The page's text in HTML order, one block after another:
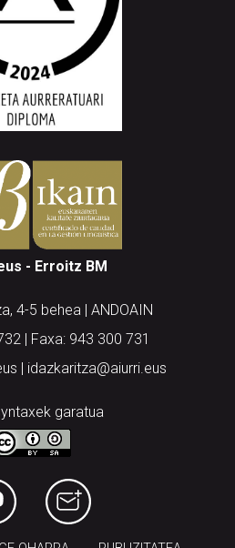
- Erroitz BM
4-5 behea | ANDOAIN
| Faxa: 943 300 731
| idazkaritza@aiurri.eus
garatua